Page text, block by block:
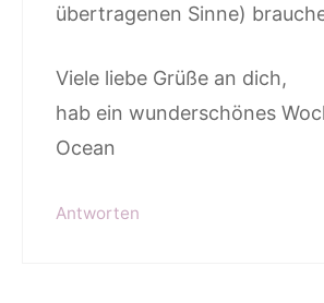
übertragenen Sinne)
Viele liebe Grüße an dich,
hab ein wunderschönes
Ocean
Antworten